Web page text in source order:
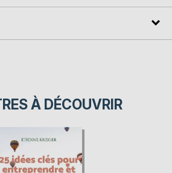
À DÉCOUVRIR